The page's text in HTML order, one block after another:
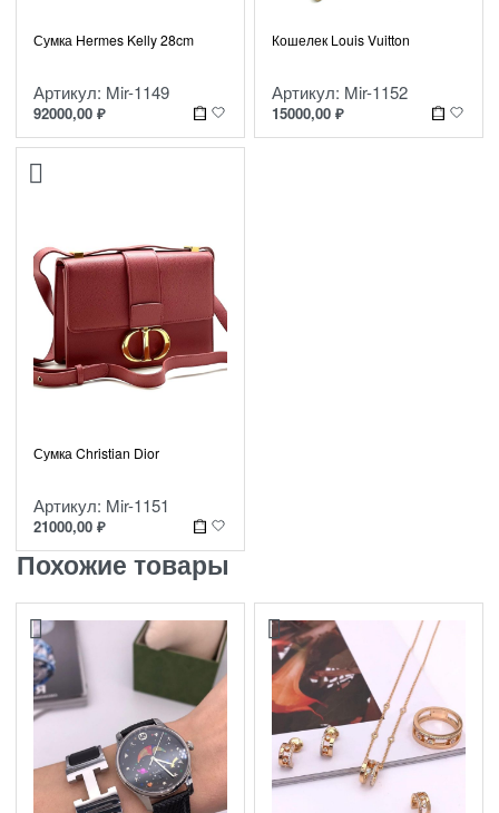
Сумка Hermes Kelly 28cm
Артикул: Mir-1149
92000,00 ₽
Кошелек Louis Vuitton
Артикул: Mir-1152
15000,00 ₽
Сумка Christian Dior
Артикул: Mir-1151
21000,00 ₽
Похожие товары